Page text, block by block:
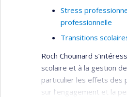
Stress
professionnelle
Transitions
Roch Chouinard
scolaire et à la gestion
particulier les effets des
sur l’engagement et la